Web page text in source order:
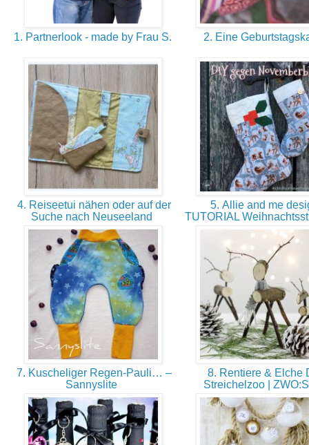
1. Partnerlook - made by Frau S. 2. Eine
4. Reiseetui nähen oder auf der
Suche nach Neuseeland
5. Allie and me
TUTORIAL
7. Kuscheliger Regen-Pauli… –
Sannyslite
8. Rentiere & Elche
Streichelzoo |